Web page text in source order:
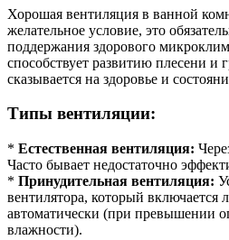
Хорошая вентиляция в ванной
желательное условие, это
поддержания здорового
способствует развитию плесени и
сказывается на здоровье и
Типы вентиляции:
* Естественная вентиляция:
Часто бывает недостаточно
* Принудительная вентиляция:
вентилятора, который включается
автоматически (при превышении
влажности).